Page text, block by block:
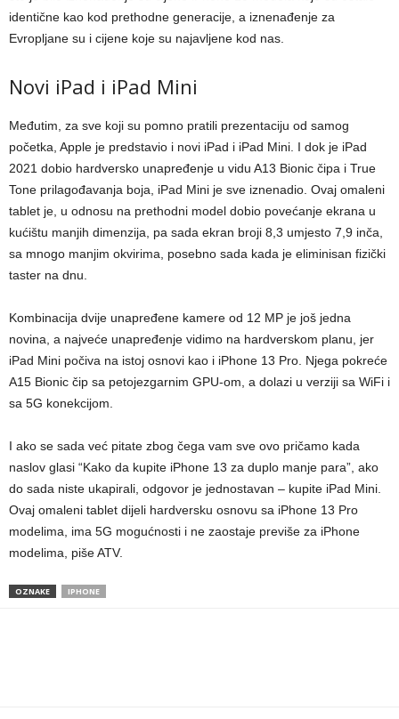
identične kao kod prethodne generacije, a iznenađenje za
Evropljane su i cijene koje su najavljene kod nas.
Novi iPad i iPad Mini
Međutim, za sve koji su pomno pratili prezentaciju od samog
početka, Apple je predstavio i novi iPad i iPad Mini. I dok je iPad
2021 dobio hardversko unapređenje u vidu A13 Bionic čipa i True
Tone prilagođavanja boja, iPad Mini je sve iznenadio. Ovaj omaleni
tablet je, u odnosu na prethodni model dobio povećanje ekrana u
kućištu manjih dimenzija, pa sada ekran broji 8,3 umjesto 7,9 inča,
sa mnogo manjim okvirima, posebno sada kada je eliminisan fizički
taster na dnu.
Kombinacija dvije unapređene kamere od 12 MP je još jedna
novina, a najveće unapređenje vidimo na hardverskom planu, jer
iPad Mini počiva na istoj osnovi kao i iPhone 13 Pro. Njega pokreće
A15 Bionic čip sa petojezgarnim GPU-om, a dolazi u verziji sa WiFi i
sa 5G konekcijom.
I ako se sada već pitate zbog čega vam sve ovo pričamo kada
naslov glasi “Kako da kupite iPhone 13 za duplo manje para”, ako
do sada niste ukapirali, odgovor je jednostavan – kupite iPad Mini.
Ovaj omaleni tablet dijeli hardversku osnovu sa iPhone 13 Pro
modelima, ima 5G mogućnosti i ne zaostaje previše za iPhone
modelima, piše ATV.
OZNAKE IPHONE